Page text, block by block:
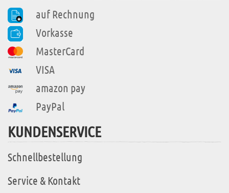
auf Rechnung
Vorkasse
MasterCard
VISA
amazon pay
PayPal
KUNDENSERVICE
Schnellbestellung
Service & Kontakt